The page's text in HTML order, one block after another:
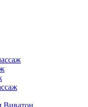
Виватон